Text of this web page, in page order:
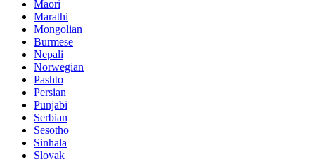
Maori
Marathi
Mongolian
Burmese
Nepali
Norwegian
Pashto
Persian
Punjabi
Serbian
Sesotho
Sinhala
Slovak